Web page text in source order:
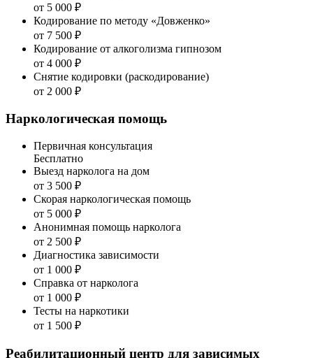
от 5 000 ₽
Кодирование по методу «Довженко»
от 7 500 ₽
Кодирование от алкоголизма гипнозом
от 4 000 ₽
Снятие кодировки (раскодирование)
от 2 000 ₽
Наркологическая помощь
Первичная консультация
Бесплатно
Выезд нарколога на дом
от 3 500 ₽
Скорая наркологическая помощь
от 5 000 ₽
Анонимная помощь нарколога
от 2 500 ₽
Диагностика зависимости
от 1 000 ₽
Справка от нарколога
от 1 000 ₽
Тесты на наркотики
от 1 500 ₽
Реабилитационный центр для зависимых